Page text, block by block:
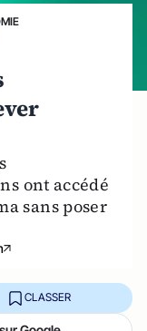
ont accédé
sans poser
CLASSER